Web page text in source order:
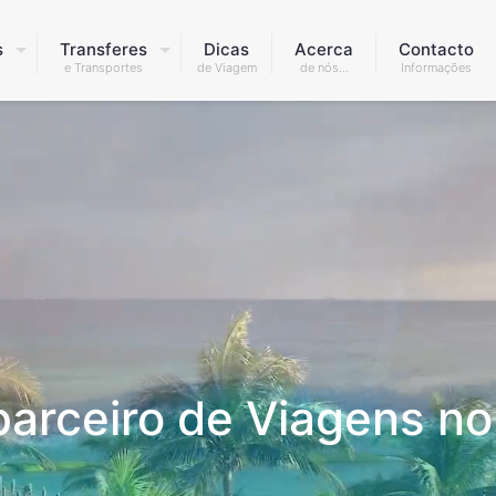
Transferes
e Transportes
Dicas
de Viagem
Acerca
de nós…
Contacto
Informações
de Viagens no